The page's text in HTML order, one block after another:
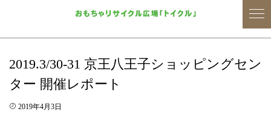
2019.3/30-31 京王八王子ショッピングセン
ター 開催レポート
2019年4月3日